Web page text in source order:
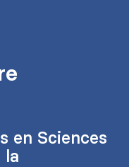
en Sciences
la